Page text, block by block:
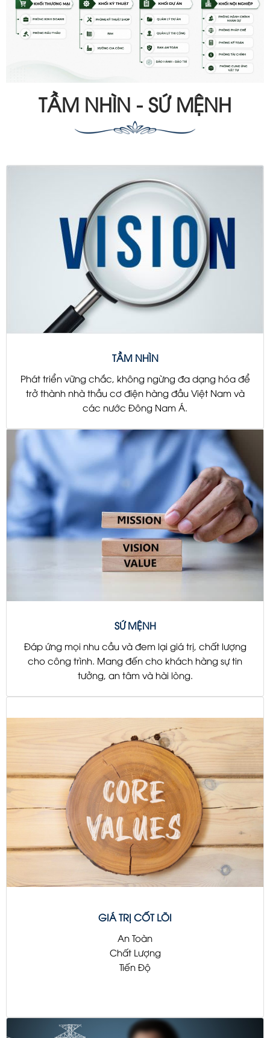
TẦM NHÌN - SỨ MỆNH
TẦM NHÌN
Phát triển vững chắc, không ngừng đa dạng hóa để
trở thành nhà thầu cơ điện hàng đầu Việt Nam và
các nước Đông Nam Á.
SỨ MỆNH
Đáp ứng mọi nhu cầu và đem lại giá trị, chất lượng
cho công trình. Mang đến cho khách hàng sự tin
tưởng, an tâm và hài lòng.
GIÁ TRỊ CỐT LÕI
An Toàn
Chất Lượng
Tiến Độ